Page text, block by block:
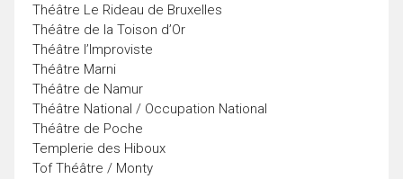
Théâtre Le Rideau de Bruxelles
Théâtre de la Toison d’Or
Théâtre l’Improviste
Théâtre Marni
Théâtre de Namur
Théâtre National / Occupation National
Théâtre de Poche
Templerie des Hiboux
Tof Théâtre / Monty